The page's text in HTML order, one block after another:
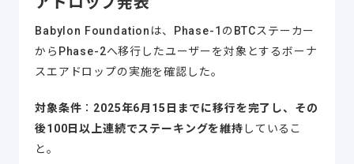
Babylon Foundationは、Phase-1のBTCステーカー
からPhase-2へ移行したユーザーを対象とするボーナ
スエアドロップの実施を確認した。
対象条件 ： 2025年6月15日までに移行を完了し、その
後100日以上連続でステーキングを維持 しているこ
と。